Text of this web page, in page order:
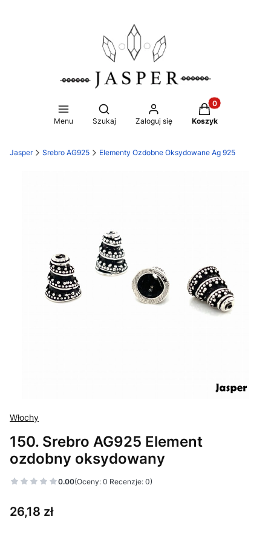
Menu
Otwórz wyszukiwarkę
Szukaj Zaloguj się
Produkty w
Koszyk
Jasper Srebro AG925 Elementy Ozdobne Oksydowane Ag 925
Włochy
150. Srebro AG925 Element
ozdobny oksydowany
0.00(Oceny: 0 Recenzje: 0)
Cena
26,18 zł